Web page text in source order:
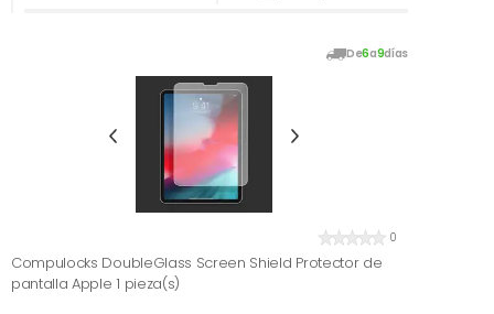
De6a9días
0
Compulocks DoubleGlass Screen Shield Protector de
pantalla Apple 1 pieza(s)